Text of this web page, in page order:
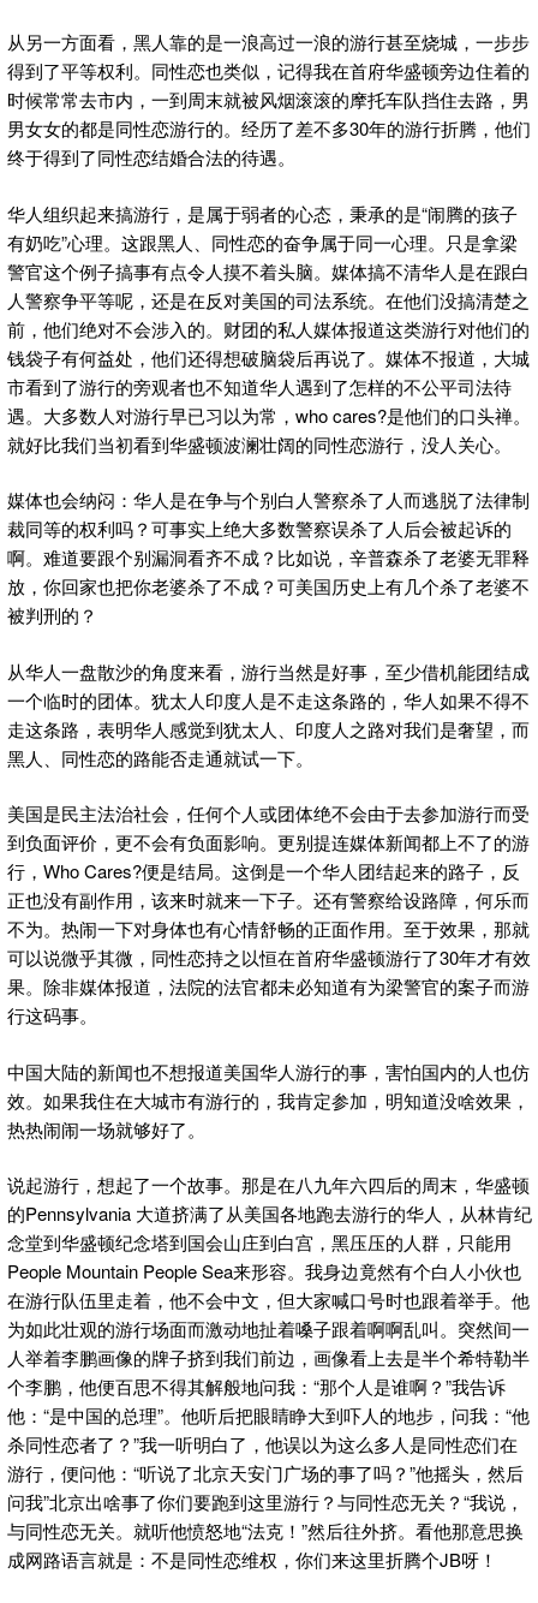
从另一方面看，黑人靠的是一浪高过一浪的游行甚至烧城，一步步
得到了平等权利。同性恋也类似，记得我在首府华盛顿旁边住着的
时候常常去市内，一到周末就被风烟滚滚的摩托车队挡住去路，男
男女女的都是同性恋游行的。经历了差不多30年的游行折腾，他们
终于得到了同性恋结婚合法的待遇。
华人组织起来搞游行，是属于弱者的心态，秉承的是“闹腾的孩子
有奶吃”心理。这跟黑人、同性恋的奋争属于同一心理。只是拿梁
警官这个例子搞事有点令人摸不着头脑。媒体搞不清华人是在跟白
人警察争平等呢，还是在反对美国的司法系统。在他们没搞清楚之
前，他们绝对不会涉入的。财团的私人媒体报道这类游行对他们的
钱袋子有何益处，他们还得想破脑袋后再说了。媒体不报道，大城
市看到了游行的旁观者也不知道华人遇到了怎样的不公平司法待
遇。大多数人对游行早已习以为常，who cares?是他们的口头禅。
就好比我们当初看到华盛顿波澜壮阔的同性恋游行，没人关心。
媒体也会纳闷：华人是在争与个别白人警察杀了人而逃脱了法律制
裁同等的权利吗？可事实上绝大多数警察误杀了人后会被起诉的
啊。难道要跟个别漏洞看齐不成？比如说，辛普森杀了老婆无罪释
放，你回家也把你老婆杀了不成？可美国历史上有几个杀了老婆不
被判刑的？
从华人一盘散沙的角度来看，游行当然是好事，至少借机能团结成
一个临时的团体。犹太人印度人是不走这条路的，华人如果不得不
走这条路，表明华人感觉到犹太人、印度人之路对我们是奢望，而
黑人、同性恋的路能否走通就试一下。
美国是民主法治社会，任何个人或团体绝不会由于去参加游行而受
到负面评价，更不会有负面影响。更别提连媒体新闻都上不了的游
行，Who Cares?便是结局。这倒是一个华人团结起来的路子，反
正也没有副作用，该来时就来一下子。还有警察给设路障，何乐而
不为。热闹一下对身体也有心情舒畅的正面作用。至于效果，那就
可以说微乎其微，同性恋持之以恒在首府华盛顿游行了30年才有效
果。除非媒体报道，法院的法官都未必知道有为梁警官的案子而游
行这码事。
中国大陆的新闻也不想报道美国华人游行的事，害怕国内的人也仿
效。如果我住在大城市有游行的，我肯定参加，明知道没啥效果，
热热闹闹一场就够好了。
说起游行，想起了一个故事。那是在八九年六四后的周末，华盛顿
的Pennsylvania 大道挤满了从美国各地跑去游行的华人，从林肯纪
念堂到华盛顿纪念塔到国会山庄到白宫，黑压压的人群，只能用
People Mountain People Sea来形容。我身边竟然有个白人小伙也
在游行队伍里走着，他不会中文，但大家喊口号时也跟着举手。他
为如此壮观的游行场面而激动地扯着嗓子跟着啊啊乱叫。突然间一
人举着李鹏画像的牌子挤到我们前边，画像看上去是半个希特勒半
个李鹏，他便百思不得其解般地问我：“那个人是谁啊？”我告诉
他：“是中国的总理”。他听后把眼睛睁大到吓人的地步，问我：“他
杀同性恋者了？”我一听明白了，他误以为这么多人是同性恋们在
游行，便问他：“听说了北京天安门广场的事了吗？”他摇头，然后
问我”北京出啥事了你们要跑到这里游行？与同性恋无关？“我说，
与同性恋无关。就听他愤怒地“法克！”然后往外挤。看他那意思换
成网路语言就是：不是同性恋维权，你们来这里折腾个JB呀！